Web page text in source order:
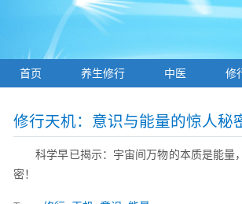
首页 养生修行 中医 修
修行天机：意识与能量的惊人秘
科学早已揭示：宇宙间万物的本质是能量
密！